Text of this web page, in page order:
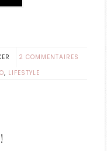
2 COMMENTAIRES
, LIFESTYLE